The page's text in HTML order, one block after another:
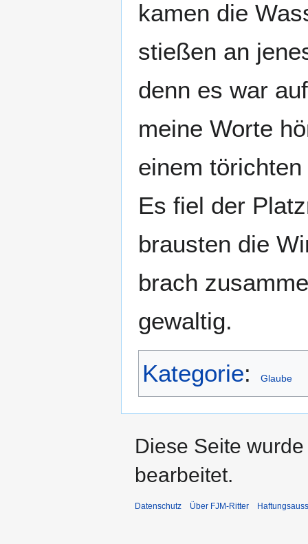
kamen die
stießen an
denn es war
meine Worte
einem
Es fiel der
brausten die
brach
gewaltig.
Kategorie: Glaube
Diese Seite
bearbeitet.
Datenschutz Über FJM-Ritter